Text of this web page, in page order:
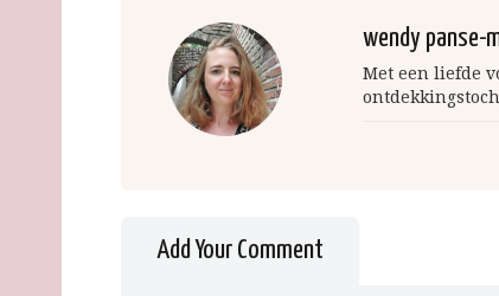
wendy panse-
Met een liefde
Add Your Comment